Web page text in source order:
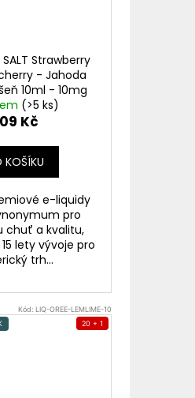
Strawberry
- Jahoda
10ml - 10mg
(>5 ks)
Kč
KOŠÍKU
e-liquidy
pro
chuť a kvalitu,
lety vývoje pro
trh...
Kód: LIQ-OREE-LEMLIME-10
20 + 1